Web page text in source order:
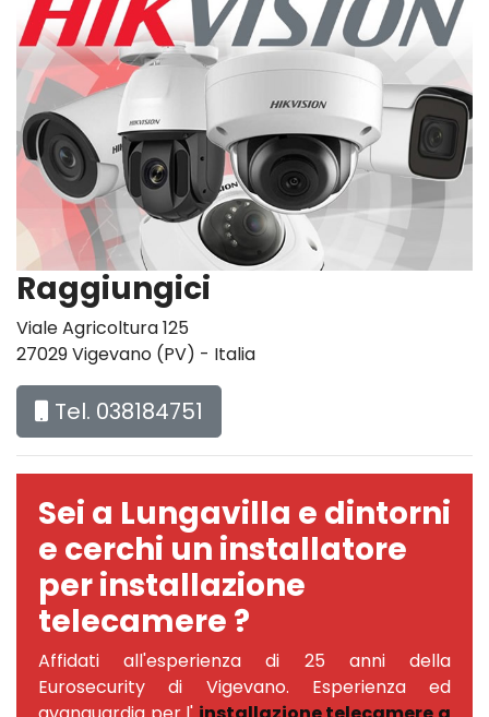
Raggiungici
Viale Agricoltura 125
27029 Vigevano (PV) - Italia
Tel. 038184751
Sei a Lungavilla e dintorni
e cerchi un installatore
per installazione
telecamere ?
Affidati all'esperienza di 25 anni della
Eurosecurity di Vigevano. Esperienza ed